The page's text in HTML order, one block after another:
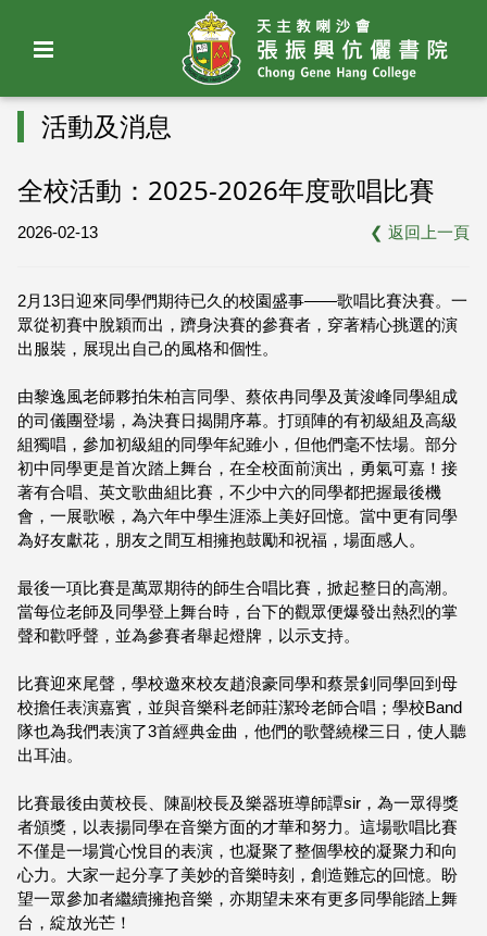
活動及消息
全校活動：2025-2026年度歌唱比賽
2026-02-13 ❮ 返回上一頁
2月13日迎來同學們期待已久的校園盛事——歌唱比賽決賽。一
眾從初賽中脫穎而出，躋身決賽的參賽者，穿著精心挑選的演
出服裝，展現出自己的風格和個性。
由黎逸風老師夥拍朱柏言同學、蔡依冉同學及黃浚峰同學組成
的司儀團登場，為決賽日揭開序幕。打頭陣的有初級組及高級
組獨唱，參加初級組的同學年紀雖小，但他們毫不怯場。部分
初中同學更是首次踏上舞台，在全校面前演出，勇氣可嘉！接
著有合唱、英文歌曲組比賽，不少中六的同學都把握最後機
會，一展歌喉，為六年中學生涯添上美好回憶。當中更有同學
為好友獻花，朋友之間互相擁抱鼓勵和祝福，場面感人。
最後一項比賽是萬眾期待的師生合唱比賽，掀起整日的高潮。
當每位老師及同學登上舞台時，台下的觀眾便爆發出熱烈的掌
聲和歡呼聲，並為參賽者舉起燈牌，以示支持。
比賽迎來尾聲，學校邀來校友趙浪豪同學和蔡景釗同學回到母
校擔任表演嘉賓，並與音樂科老師莊潔玲老師合唱；學校Band
隊也為我們表演了3首經典金曲，他們的歌聲繞樑三日，使人聽
出耳油。
比賽最後由黄校長、陳副校長及樂器班導師譚sir，為一眾得獎
者頒獎，以表揚同學在音樂方面的才華和努力。這場歌唱比賽
不僅是一場賞心悅目的表演，也凝聚了整個學校的凝聚力和向
心力。大家一起分享了美妙的音樂時刻，創造難忘的回憶。盼
望一眾參加者繼續擁抱音樂，亦期望未來有更多同學能踏上舞
台，綻放光芒！